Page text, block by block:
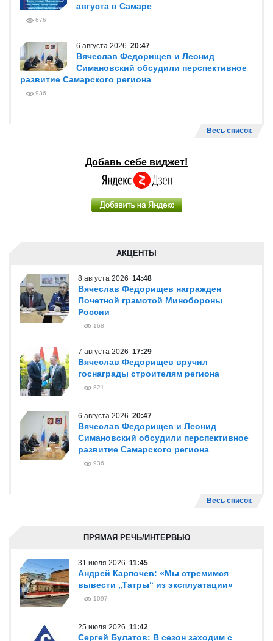
августа в Самаре
676
6 августа 2026 20:47
Вячеслав Федорищев и Леонид
Симановский обсудили перспективное
развитие Самарского региона
936
Весь список
Добавь себе виджет!
АКЦЕНТЫ
8 августа 2026 14:48
Вячеслав Федорищев награжден
Почетной грамотой Минобороны
России
168
7 августа 2026 17:29
Вячеслав Федорищев вручил
госнаграды строителям региона
821
6 августа 2026 20:47
Вячеслав Федорищев и Леонид
Симановский обсудили перспективное
развитие Самарского региона
936
Весь список
ПРЯМАЯ РЕЧЬ/ИНТЕРВЬЮ
31 июля 2026 11:45
Андрей Карпочев: «Мы стремимся
вывести „Татры“ из эксплуатации»
1097
25 июля 2026 11:42
Сергей Булатов: В сезон заходим с